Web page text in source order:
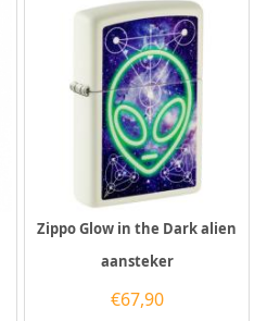
Zippo Glow in the Dark alien
aansteker
€67,90